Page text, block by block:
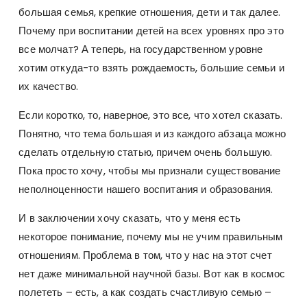
большая семья, крепкие отношения, дети и так далее.
Почему при воспитании детей на всех уровнях про это
все молчат? А теперь, на государственном уровне
хотим откуда-то взять рождаемость, большие семьи и
их качество.
Если коротко, то, наверное, это все, что хотел сказать.
Понятно, что тема большая и из каждого абзаца можно
сделать отдельную статью, причем очень большую.
Пока просто хочу, чтобы мы признали существование
неполноценности нашего воспитания и образования.
И в заключении хочу сказать, что у меня есть
некоторое понимание, почему мы не учим правильным
отношениям. Проблема в том, что у нас на этот счет
нет даже минимальной научной базы. Вот как в космос
полететь – есть, а как создать счастливую семью –